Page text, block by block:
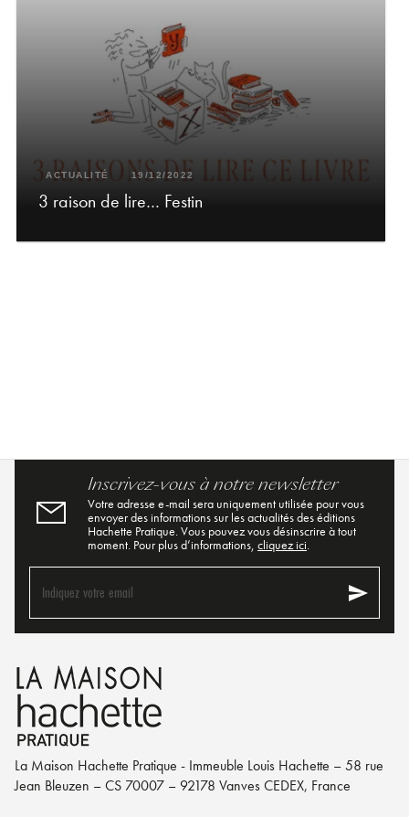
ACTUALITÉ 19/12/2022
3 raison de lire… Festin
Inscrivez-vous à notre newsletter
Votre adresse e-mail sera uniquement utilisée pour vous
envoyer des informations sur les actualités des éditions
Hachette Pratique. Vous pouvez vous désinscrire à tout
moment. Pour plus d’informations, cliquez ici.
Indiquez votre email send
La Maison Hachette Pratique - Immeuble Louis Hachette – 58 rue
Jean Bleuzen – CS 70007 – 92178 Vanves CEDEX, France